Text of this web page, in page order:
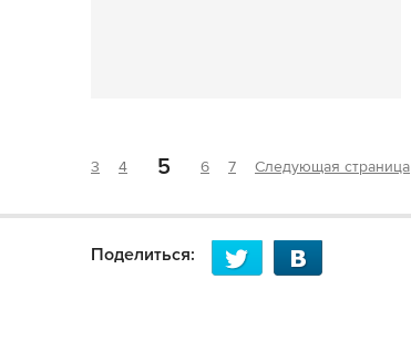
3 4 5 6 7 Следующая страница
Поделиться: